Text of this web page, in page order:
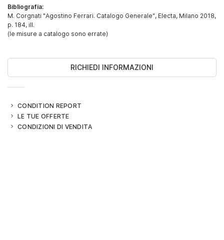
Bibliografia:
M. Corgnati "Agostino Ferrari. Catalogo Generale", Electa, Milano 2018,
p. 184, ill.
(le misure a catalogo sono errate)
RICHIEDI INFORMAZIONI
CONDITION REPORT
LE TUE OFFERTE
CONDIZIONI DI VENDITA